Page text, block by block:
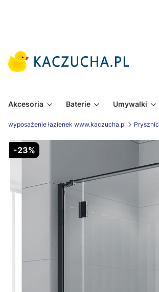
Akcesoria Baterie Umywalki
wyposażenie łazienek www.kaczucha.pl Prysznic
-23%